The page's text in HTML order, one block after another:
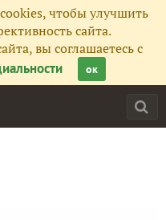
чтобы улучшить
сайта.
вы соглашаетесь с
ок